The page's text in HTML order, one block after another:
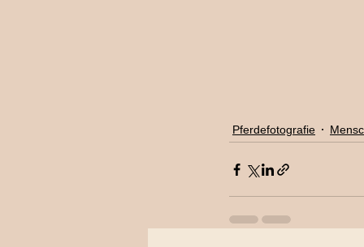
Pferdefotografie